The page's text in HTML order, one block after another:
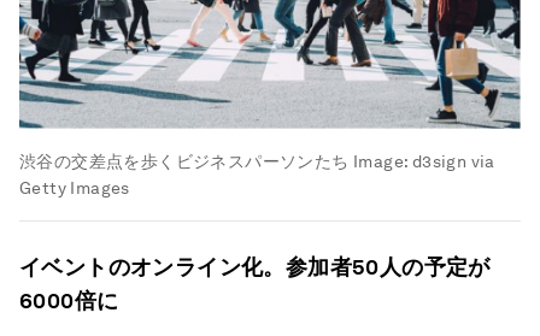
渋谷の交差点を歩くビジネスパーソンたち Image: d3sign via
Getty Images
イベントのオンライン化。参加者50人の予定が
6000倍に